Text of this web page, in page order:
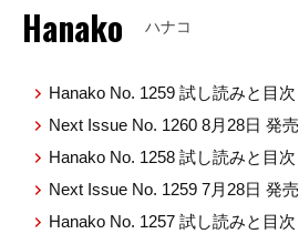
Hanako ハナコ
Hanako No. 1259 試し読みと目次
Next Issue No. 1260 8月28日 発売
Hanako No. 1258 試し読みと目次
Next Issue No. 1259 7月28日 発売
Hanako No. 1257 試し読みと目次